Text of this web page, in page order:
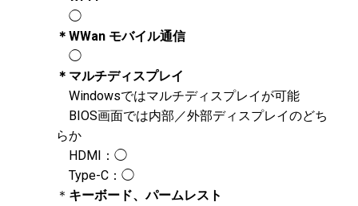
◯
＊WWan モバイル通信
◯
＊マルチディスプレイ
Windowsではマルチディスプレイが可能
BIOS画面では内部／外部ディスプレイのどち
らか
HDMI：◯
Type-C：◯
＊ キーボード、パームレスト